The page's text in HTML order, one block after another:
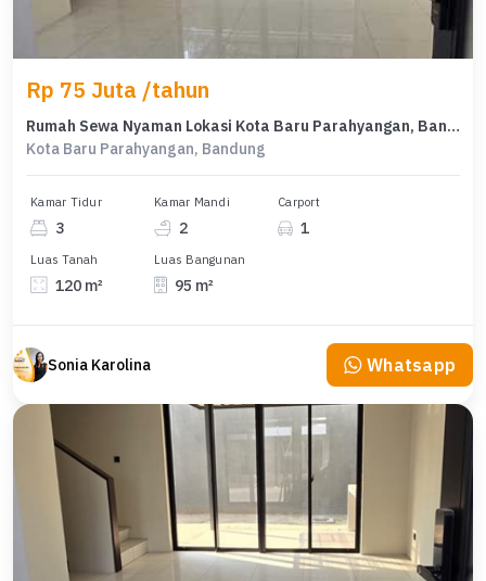
Rp 75 Juta /tahun
Rumah Sewa Nyaman Lokasi Kota Baru Parahyangan, Bandung, LB 95m²
Kota Baru Parahyangan, Bandung
Kamar Tidur
3
Kamar Mandi
2
Carport
1
Luas Tanah
120 m²
Luas Bangunan
95 m²
Sonia Karolina Whatsapp